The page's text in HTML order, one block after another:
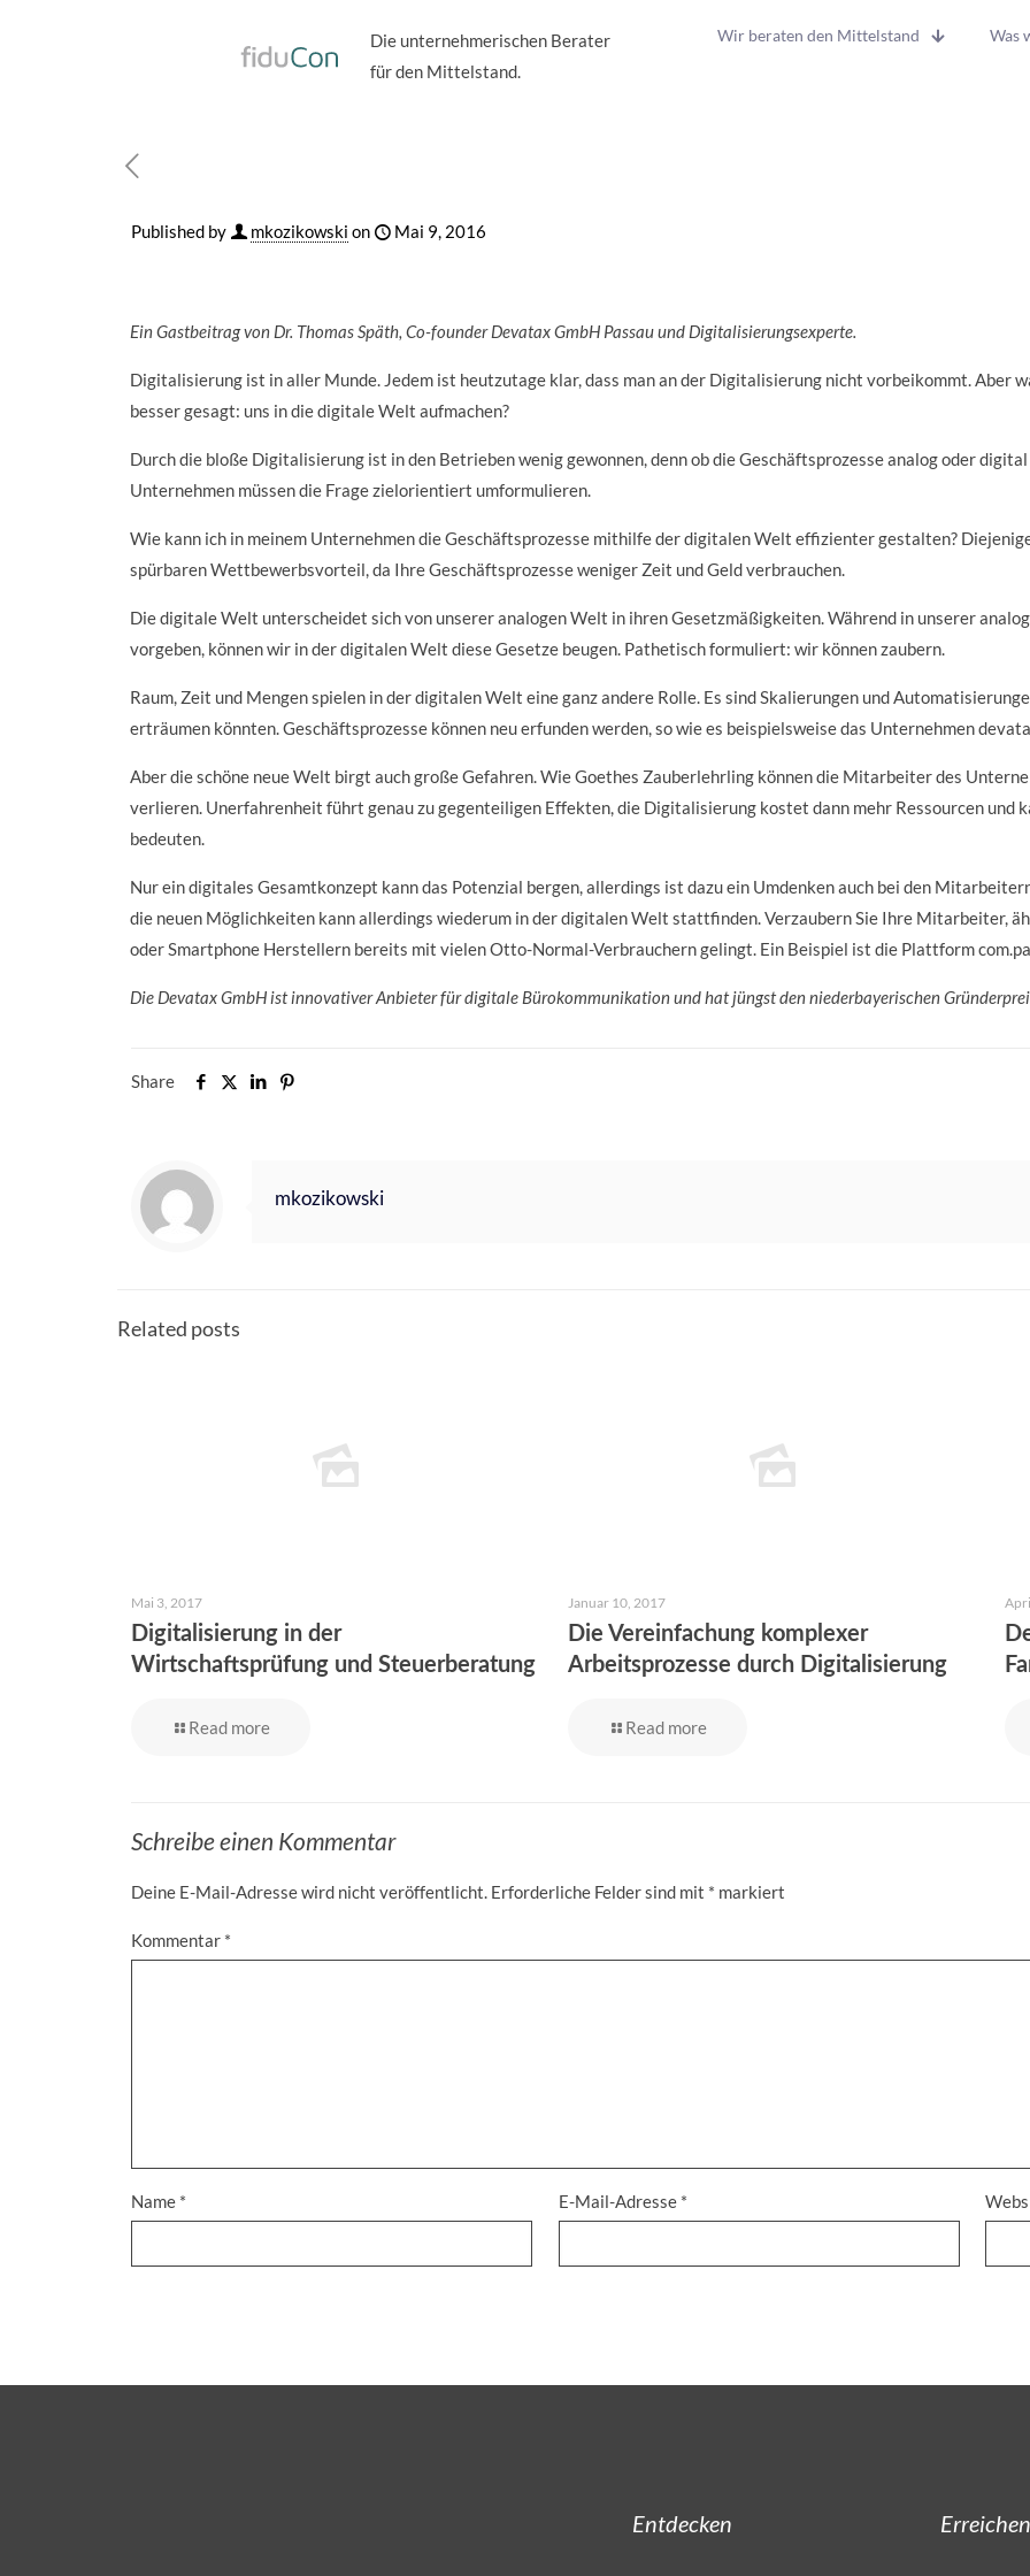
Die unternehmerischen Berater
für den Mittelstand.
Wir beraten den Mittelstand Was
Published by mkozikowski on Mai 9, 2016
Ein Gastbeitrag von Dr. Thomas Späth, Co-founder Devatax GmbH Passau und Digitalisierungsexperte.
Digitalisierung ist in aller Munde. Jedem ist heutzutage klar, dass man an der Digitalisierung nicht vorbeikommt. Aber
besser gesagt: uns in die digitale Welt aufmachen?
Durch die bloße Digitalisierung ist in den Betrieben wenig gewonnen, denn ob die Geschäftsprozesse analog oder
Unternehmen müssen die Frage zielorientiert umformulieren.
Wie kann ich in meinem Unternehmen die Geschäftsprozesse mithilfe der digitalen Welt effizienter gestalten?
spürbaren Wettbewerbsvorteil, da Ihre Geschäftsprozesse weniger Zeit und Geld verbrauchen.
Die digitale Welt unterscheidet sich von unserer analogen Welt in ihren Gesetzmäßigkeiten. Während in unserer
vorgeben, können wir in der digitalen Welt diese Gesetze beugen. Pathetisch formuliert: wir können zaubern.
Raum, Zeit und Mengen spielen in der digitalen Welt eine ganz andere Rolle. Es sind Skalierungen und
erträumen könnten. Geschäftsprozesse können neu erfunden werden, so wie es beispielsweise das Unternehmen
Aber die schöne neue Welt birgt auch große Gefahren. Wie Goethes Zauberlehrling können die Mitarbeiter des
verlieren. Unerfahrenheit führt genau zu gegenteiligen Effekten, die Digitalisierung kostet dann mehr Ressourcen und
bedeuten.
Nur ein digitales Gesamtkonzept kann das Potenzial bergen, allerdings ist dazu ein Umdenken auch bei den
die neuen Möglichkeiten kann allerdings wiederum in der digitalen Welt stattfinden. Verzaubern Sie Ihre Mitarbeiter,
oder Smartphone Herstellern bereits mit vielen Otto-Normal-Verbrauchern gelingt. Ein Beispiel ist die Plattform
Die Devatax GmbH ist innovativer Anbieter für digitale Bürokommunikation und hat jüngst den niederbayerischen
Share
mkozikowski
Related posts
Mai 3, 2017
Digitalisierung in der
Wirtschaftsprüfung und Steuerberatung
Read more
Januar 10, 2017
Die Vereinfachung komplexer
Arbeitsprozesse durch Digitalisierung
Read more
Schreibe einen Kommentar
Deine E-Mail-Adresse wird nicht veröffentlicht. Erforderliche Felder sind mit * markiert
Kommentar *
Name * E-Mail-Adresse *
Entdecken